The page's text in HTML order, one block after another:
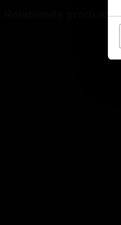
Relaterede produkter